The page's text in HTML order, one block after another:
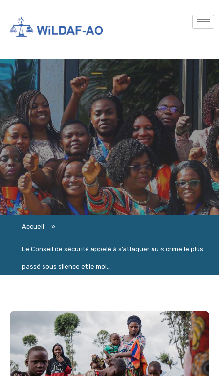
Accueil »
Le Conseil de sécurité appelé à s’attaquer au « crime le plus
passé sous silence et le moi...